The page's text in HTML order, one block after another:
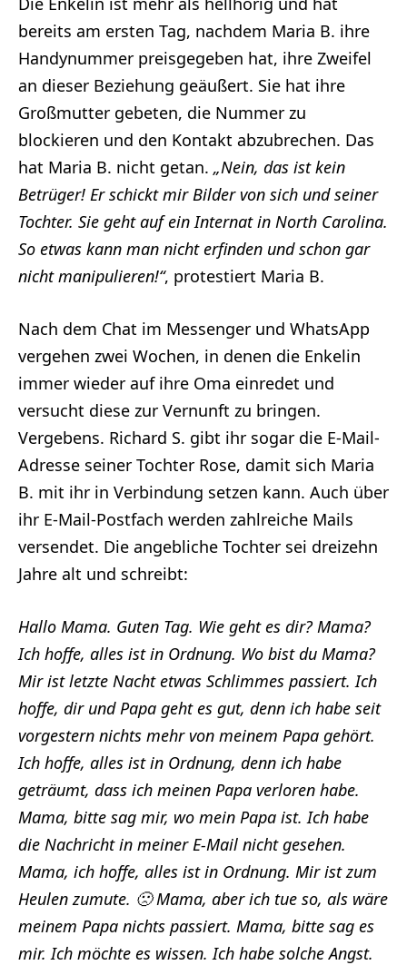
bereits am ersten Tag, nachdem Maria B. ihre
Handynummer preisgegeben hat, ihre Zweifel
an dieser Beziehung geäußert. Sie hat ihre
Großmutter gebeten, die Nummer zu
blockieren und den Kontakt abzubrechen. Das
hat Maria B. nicht getan. „Nein, das ist kein
Betrüger! Er schickt mir Bilder von sich und seiner
Tochter. Sie geht auf ein Internat in North Carolina.
So etwas kann man nicht erfinden und schon gar
nicht manipulieren!“, protestiert Maria B.
Nach dem Chat im Messenger und WhatsApp
vergehen zwei Wochen, in denen die Enkelin
immer wieder auf ihre Oma einredet und
versucht diese zur Vernunft zu bringen.
Vergebens. Richard S. gibt ihr sogar die E-Mail-
Adresse seiner Tochter Rose, damit sich Maria
B. mit ihr in Verbindung setzen kann. Auch über
ihr E-Mail-Postfach werden zahlreiche Mails
versendet. Die angebliche Tochter sei dreizehn
Jahre alt und schreibt:
Hallo Mama. Guten Tag. Wie geht es dir? Mama?
Ich hoffe, alles ist in Ordnung. Wo bist du Mama?
Mir ist letzte Nacht etwas Schlimmes passiert. Ich
hoffe, dir und Papa geht es gut, denn ich habe seit
vorgestern nichts mehr von meinem Papa gehört.
Ich hoffe, alles ist in Ordnung, denn ich habe
geträumt, dass ich meinen Papa verloren habe.
Mama, bitte sag mir, wo mein Papa ist. Ich habe
die Nachricht in meiner E-Mail nicht gesehen.
Mama, ich hoffe, alles ist in Ordnung. Mir ist zum
Heulen zumute. 🙁 Mama, aber ich tue so, als wäre
meinem Papa nichts passiert. Mama, bitte sag es
mir. Ich möchte es wissen. Ich habe solche Angst.